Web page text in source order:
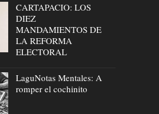
CARTAPACIO: LOS
DIEZ
MANDAMIENTOS DE
LA REFORMA
ELECTORAL
LaguNotas Mentales: A
romper el cochinito